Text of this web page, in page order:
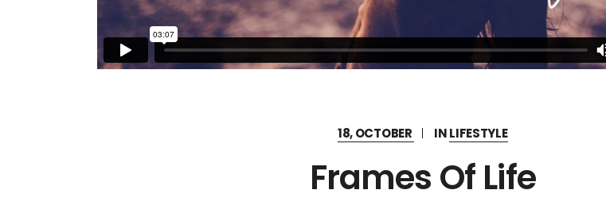
18, OCTOBER INLIFESTYLE
Frames Of Life